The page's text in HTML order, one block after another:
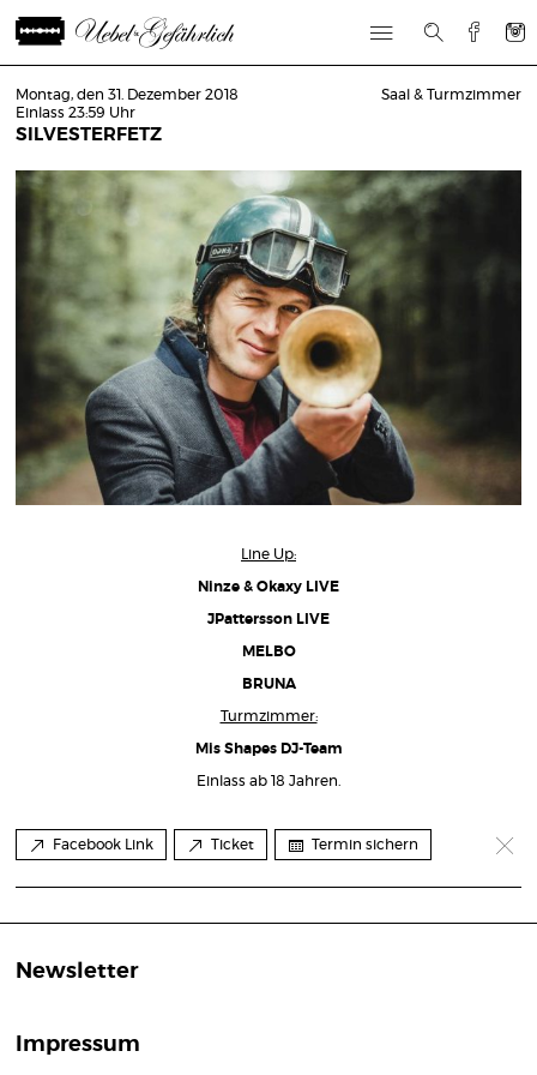
Montag, den 31. Dezember 2018
Einlass 23:59 Uhr
SILVESTERFETZ
Saal & Turmzimmer
Line Up:
Ninze & Okaxy LIVE
JPattersson LIVE
MELBO
BRUNA
Turmzimmer:
Mis Shapes DJ-Team
Einlass ab 18 Jahren.
Facebook Link Ticket Termin sichern
Newsletter
Impressum